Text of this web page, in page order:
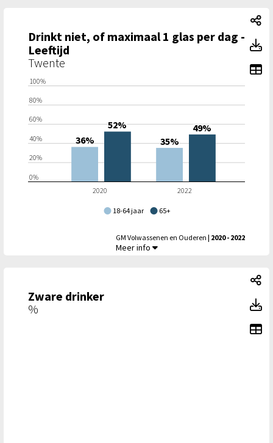
Drinkt niet, of maximaal 1 glas per dag -
Leeftijd
Twente
18-64 jaar 65+
2020 2022
0%
20%
40%
60%
80%
100%
36% 35%
52% 49%
GM Volwassenen en Ouderen | 2020 - 2022
Drinkt niet, of maximaal 1 glas per dag -
Meer info
Zware drinker
%